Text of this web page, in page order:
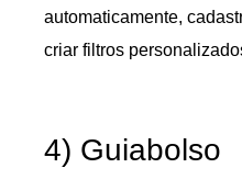
automaticamente,
criar filtros
4) Guiabolso